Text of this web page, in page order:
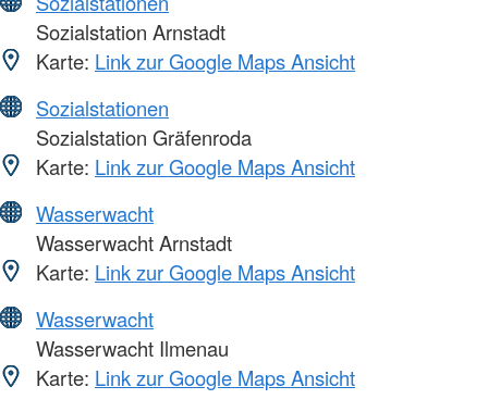
Sozialstation Arnstadt
Karte: Link zur Google Maps Ansicht
Sozialstationen
Sozialstation Gräfenroda
Karte: Link zur Google Maps Ansicht
Wasserwacht
Wasserwacht Arnstadt
Karte: Link zur Google Maps Ansicht
Wasserwacht
Wasserwacht Ilmenau
Karte: Link zur Google Maps Ansicht